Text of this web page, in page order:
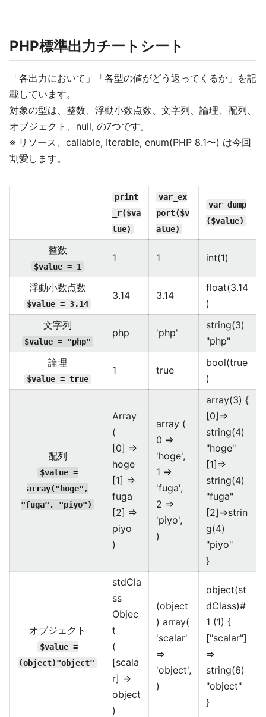
PHP標準出力チートシート
「各出力において」「各型の値がどう返ってくるか」を記
載しています。
対象の型は、整数、浮動小数点数、文字列、論理、配列、
オブジェクト、null, の7つです。
※ リソース、callable, Iterable, enum(PHP 8.1〜) は今回
割愛します。
print
_r($va
lue)
var_ex
port($v
alue)
var_dump
($value)
整数
$value = 1
1 1 int(1)
浮動小数点数
$value = 3.14
3.14 3.14
float(3.14
)
文字列
$value = "php"
php 'php'
string(3)
"php"
論理
$value = true
1 true
bool(true
)
配列
$value =
array("hoge",
"fuga", "piyo")
Array
(
[0] =>
hoge
[1] =>
fuga
[2] =>
piyo
)
array (
0 =>
'hoge',
1 =>
'fuga',
2 =>
'piyo',
)
array(3) {
[0]=>
string(4)
"hoge"
[1]=>
string(4)
"fuga"
[2]=>strin
g(4)
"piyo"
}
オブジェクト
$value =
(object)"object"
stdCla
ss
Objec
t
(
[scala
r] =>
object
)
(object
) array(
'scalar'
=>
'object',
)
object(st
dClass)#
1 (1) {
["scalar"]
=>
string(6)
"object"
}